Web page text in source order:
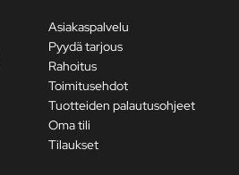
Asiakaspalvelu
Pyydä tarjous
Rahoitus
Toimitusehdot
Tuotteiden palautusohjeet
Oma tili
Tilaukset